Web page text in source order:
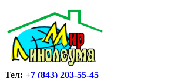
Тел: +7 (843) 203-55-45